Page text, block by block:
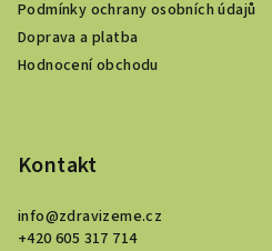
Podmínky ochrany osobních údajů
Doprava a platba
Hodnocení obchodu
Kontakt
info@zdravizeme.cz
+420 605 317 714